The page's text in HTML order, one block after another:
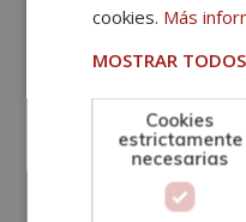
GRUPO TARRACO DE
con CIF B-01589969 y
Finalidad del Tratamiento:
con el fin de enviarle
relacionado con los
que fueran de su interés.
Legitimación del tratamiento:
suficientemente,
info@grupoesneca.com.
Para más información
cookies. Más
MOSTRAR
Cookies
estrictamente
necesarias